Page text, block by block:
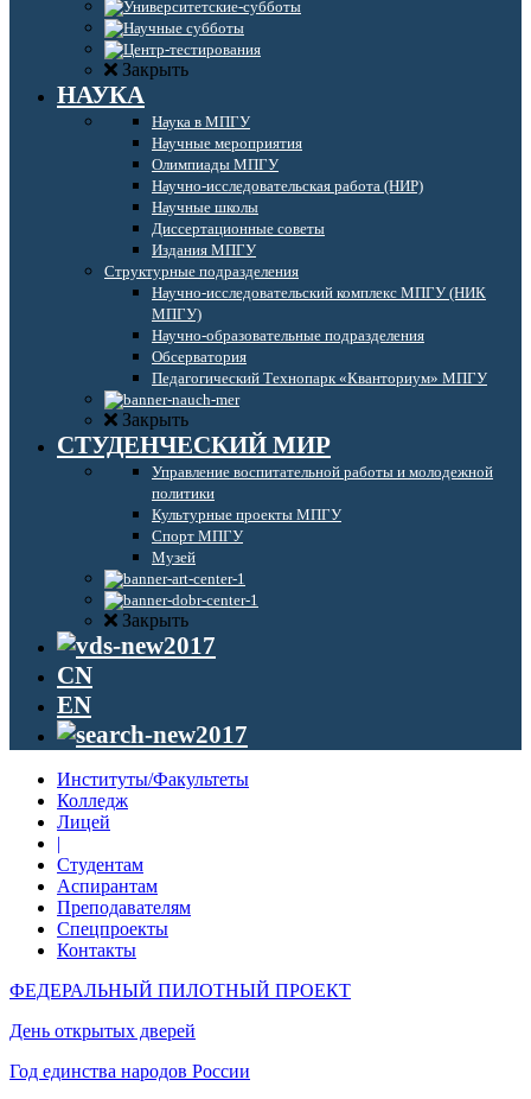
Закрыть
НАУКА
Наука в МПГУ
Научные мероприятия
Олимпиады МПГУ
Научно-исследовательская работа (НИР)
Научные школы
Диссертационные советы
Издания МПГУ
Структурные подразделения
Научно-исследовательский комплекс МПГУ (НИК
МПГУ)
Научно-образовательные подразделения
Обсерватория
Педагогический Технопарк «Кванториум» МПГУ
Закрыть
СТУДЕНЧЕСКИЙ МИР
Управление воспитательной работы и молодежной
политики
Культурные проекты МПГУ
Спорт МПГУ
Музей
Закрыть
CN
EN
Институты/Факультеты
Колледж
Лицей
|
Студентам
Аспирантам
Преподавателям
Спецпроекты
Контакты
ФЕДЕРАЛЬНЫЙ ПИЛОТНЫЙ ПРОЕКТ
День открытых дверей
Год единства народов России